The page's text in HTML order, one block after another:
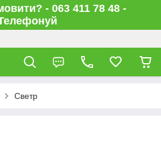
- 063 411 78 48 -
Светр